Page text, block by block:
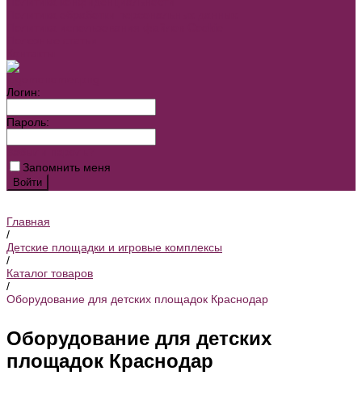
Логин:
Пароль:
Запомнить меня
Главная
/
Детские площадки и игровые комплексы
/
Каталог товаров
/
Оборудование для детских площадок Краснодар
Оборудование для детских
площадок Краснодар